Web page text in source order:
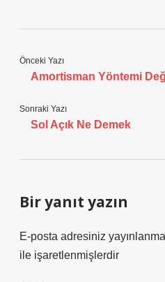
Önceki Yazı
Amortisman Yöntemi
Sonraki Yazı
Sol Açık Ne Demek
Bir yanıt yazın
E-posta adresiniz
ile işaretlenmişlerdir